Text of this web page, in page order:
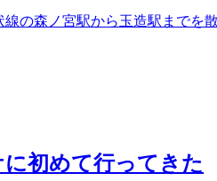
の森ノ宮駅から玉造駅までを
初めて行ってきた